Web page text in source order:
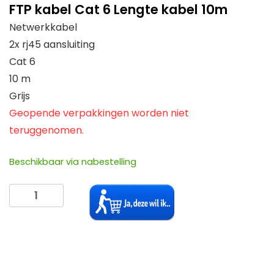
FTP kabel Cat 6 Lengte kabel 10m
Netwerkkabel
2x rj45 aansluiting
Cat 6
10 m
Grijs
Geopende verpakkingen worden niet
teruggenomen.
Beschikbaar via nabestelling
FTP
kabel